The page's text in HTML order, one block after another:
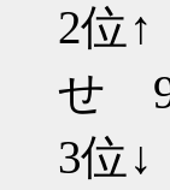
2位
せ
3位